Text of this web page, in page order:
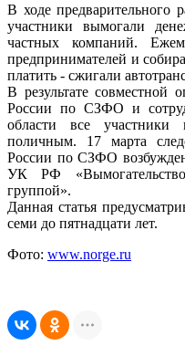
В ходе предварительного
участники вымогали
частных компаний.
предпринимателей и
платить - сжигали
В результате
России по СЗФО и
области все
поличным. 17 марта
России по СЗФО
УК РФ
группой».
Данная статья
семи до пятнадцати лет.
Фото: www.norge.ru